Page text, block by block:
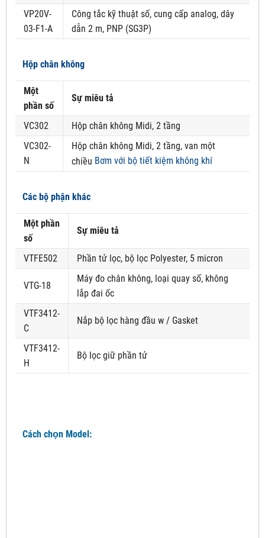
VP20V-
03-F1-A
Công tắc kỹ thuật số, cung cấp analog, dây
dẫn 2 m, PNP (SG3P)
Hộp chân không
Một
phần số
Sự miêu tả
VC302
Hộp chân không Midi, 2 tầng
VC302-
N
Hộp chân không Midi, 2 tầng, van một
chiều Bơm với bộ tiết kiệm không khí
Các bộ phận khác
Một phần
số
Sự miêu tả
VTFE502 Phần tử lọc, bộ lọc Polyester, 5 micron
VTG-18
Máy đo chân không, loại quay số, không
lắp đai ốc
VTF3412-
C
Nắp bộ lọc hàng đầu w / Gasket
VTF3412-
H
Bộ lọc giữ phần tử
Cách chọn Model: